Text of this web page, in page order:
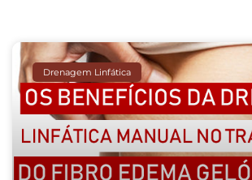
Drenagem Linfática